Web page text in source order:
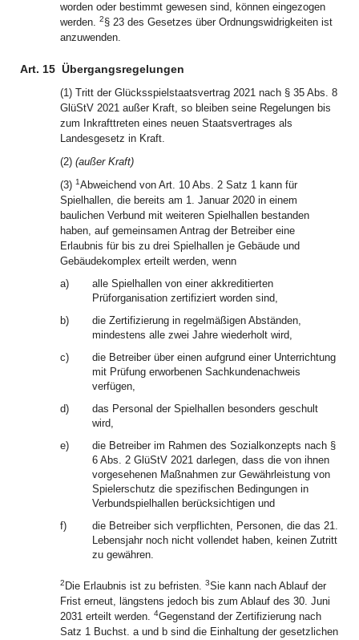
worden oder bestimmt gewesen sind, können eingezogen
werden. 2§ 23 des Gesetzes über Ordnungswidrigkeiten ist
anzuwenden.
Art. 15 Übergangsregelungen
(1) Tritt der Glücksspielstaatsvertrag 2021 nach § 35 Abs. 8
GlüStV 2021 außer Kraft, so bleiben seine Regelungen bis
zum Inkrafttreten eines neuen Staatsvertrages als
Landesgesetz in Kraft.
(2) (außer Kraft)
(3) 1Abweichend von Art. 10 Abs. 2 Satz 1 kann für
Spielhallen, die bereits am 1. Januar 2020 in einem
baulichen Verbund mit weiteren Spielhallen bestanden
haben, auf gemeinsamen Antrag der Betreiber eine
Erlaubnis für bis zu drei Spielhallen je Gebäude und
Gebäudekomplex erteilt werden, wenn
a)
alle Spielhallen von einer akkreditierten
Prüforganisation zertifiziert worden sind,
b)
die Zertifizierung in regelmäßigen Abständen,
mindestens alle zwei Jahre wiederholt wird,
c)
die Betreiber über einen aufgrund einer Unterrichtung
mit Prüfung erworbenen Sachkundenachweis
verfügen,
d)
das Personal der Spielhallen besonders geschult
wird,
e)
die Betreiber im Rahmen des Sozialkonzepts nach §
6 Abs. 2 GlüStV 2021 darlegen, dass die von ihnen
vorgesehenen Maßnahmen zur Gewährleistung von
Spielerschutz die spezifischen Bedingungen in
Verbundspielhallen berücksichtigen und
f)
die Betreiber sich verpflichten, Personen, die das 21.
Lebensjahr noch nicht vollendet haben, keinen Zutritt
zu gewähren.
2 Die Erlaubnis ist zu befristen. 3Sie kann nach Ablauf der
Frist erneut, längstens jedoch bis zum Ablauf des 30. Juni
2031 erteilt werden. 4Gegenstand der Zertifizierung nach
Satz 1 Buchst. a und b sind die Einhaltung der gesetzlichen